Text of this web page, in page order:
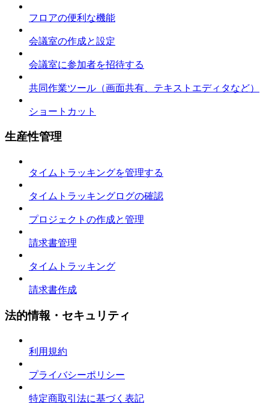
フロアの便利な機能
会議室の作成と設定
会議室に参加者を招待する
共同作業ツール（画面共有、テキストエディタなど）
ショートカット
生産性管理
タイムトラッキングを管理する
タイムトラッキングログの確認
プロジェクトの作成と管理
請求書管理
タイムトラッキング
請求書作成
法的情報・セキュリティ
利用規約
プライバシーポリシー
特定商取引法に基づく表記